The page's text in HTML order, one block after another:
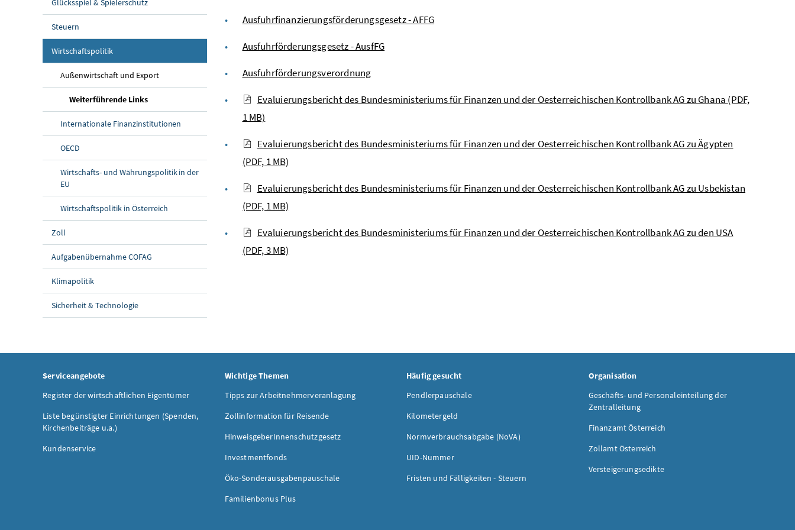
Steuern
Wirtschaftspolitik
Außenwirtschaft und Export
Weiterführende Links(aktuelle Seite)
Internationale Finanzinstitutionen
OECD
Wirtschafts- und Währungspolitik in der
EU
Wirtschaftspolitik in Österreich
Zoll
Aufgabenübernahme COFAG
Klimapolitik
Sicherheit & Technologie
Ausfuhrfinanzierungsförderungsgesetz - AFFG
Ausfuhrförderungsgesetz - AusfFG
Ausfuhrförderungsverordnung
Evaluierungsbericht des Bundesministeriums für Finanzen und der Oesterreichischen Kontrollbank AG zu Ghana (PDF,
1 MB)
Evaluierungsbericht des Bundesministeriums für Finanzen und der Oesterreichischen Kontrollbank AG zu Ägypten
(PDF, 1 MB)
Evaluierungsbericht des Bundesministeriums für Finanzen und der Oesterreichischen Kontrollbank AG zu Usbekistan
(PDF, 1 MB)
Evaluierungsbericht des Bundesministeriums für Finanzen und der Oesterreichischen Kontrollbank AG zu den USA
(PDF, 3 MB)
Serviceangebote
Register der wirtschaftlichen Eigentümer
Liste begünstigter Einrichtungen (Spenden,
Kirchenbeiträge u.a.)
Kundenservice
Wichtige Themen
Tipps zur Arbeitnehmerveranlagung
Zollinformation für Reisende
HinweisgeberInnenschutzgesetz
Investmentfonds
Öko-Sonderausgabenpauschale
Familienbonus Plus
Häufig gesucht
Pendlerpauschale
Kilometergeld
Normverbrauchsabgabe (NoVA)
UID-Nummer
Fristen und Fälligkeiten - Steuern
Organisation
Geschäfts- und Personaleinteilung der
Zentralleitung
Finanzamt Österreich
Zollamt Österreich
Versteigerungsedikte